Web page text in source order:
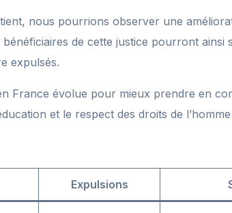
nous pourrions observer une
de cette justice pourront
expulsés.
France évolue pour mieux prendre en
et le respect des droits de
Expulsions